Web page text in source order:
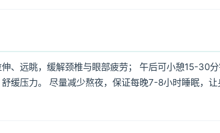
、远眺，缓解颈椎与眼部疲劳； 午后可小憩15-30
缓压力。 尽量减少熬夜，保证每晚7-8小时睡眠，